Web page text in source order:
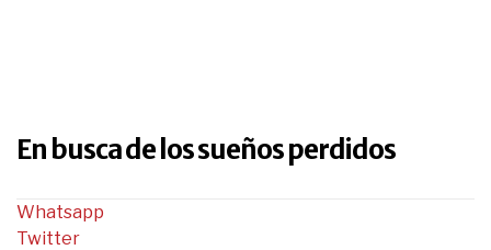
En busca de los sueños perdidos
Whatsapp
Twitter